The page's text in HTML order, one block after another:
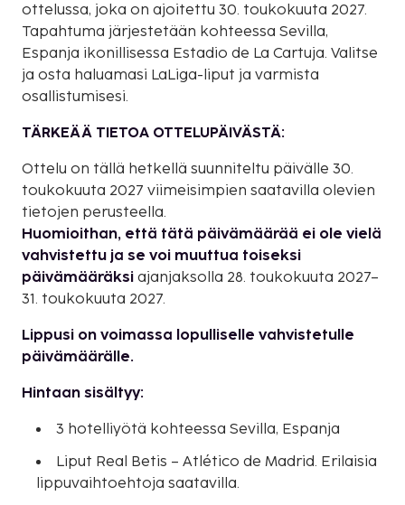
ottelussa, joka on ajoitettu 30. toukokuuta 2027.
Tapahtuma järjestetään kohteessa Sevilla,
Espanja ikonillisessa Estadio de La Cartuja. Valitse
ja osta haluamasi LaLiga-liput ja varmista
osallistumisesi.
TÄRKEÄÄ TIETOA OTTELUPÄIVÄSTÄ:
Ottelu on tällä hetkellä suunniteltu päivälle 30.
toukokuuta 2027 viimeisimpien saatavilla olevien
tietojen perusteella.
Huomioithan, että tätä päivämäärää ei ole vielä
vahvistettu ja se voi muuttua toiseksi
päivämääräksi ajanjaksolla 28. toukokuuta 2027–
31. toukokuuta 2027.
Lippusi on voimassa lopulliselle vahvistetulle
päivämäärälle.
Hintaan sisältyy:
3 hotelliyötä kohteessa Sevilla, Espanja
Liput Real Betis – Atlético de Madrid. Erilaisia
lippuvaihtoehtoja saatavilla.